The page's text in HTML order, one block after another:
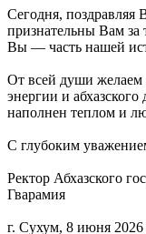
​Сегодня,
признательны Вам за
Вы — часть нашей
​От всей души желаем
энергии и
наполнен теплом и
​С глубоким
​Ректор Абхазского
Гварамия
​г. Сухум, 8 июня 2026